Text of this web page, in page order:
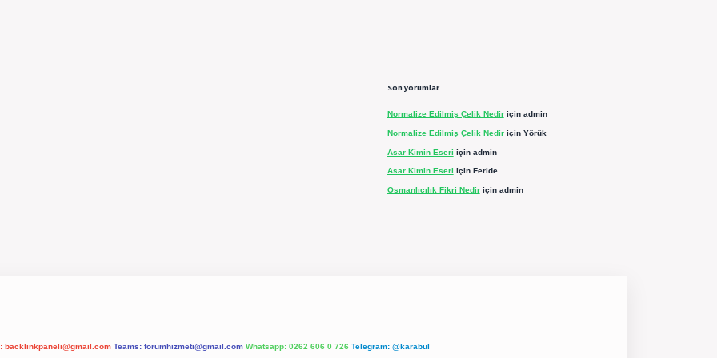
Son yorumlar
Normalize Edilmiş Çelik Nediriçin admin
Normalize Edilmiş Çelik Nediriçin Yörük
Asar Kimin Eseri için admin
Asar Kimin Eseri için Feride
Osmanlıcılık Fikri Nediriçin admin
backlinkpaneli@gmail.com Teams: forumhizmeti@gmail.com Whatsapp: 0262 606 0 726 Telegram: @karabul